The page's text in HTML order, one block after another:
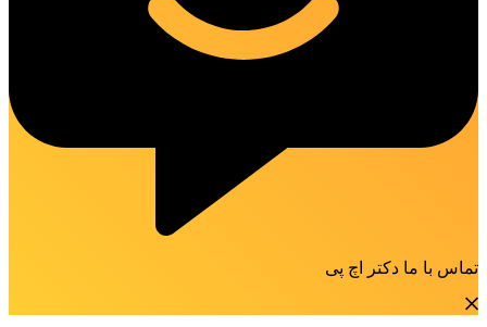
تماس با ما دکتر اچ پی